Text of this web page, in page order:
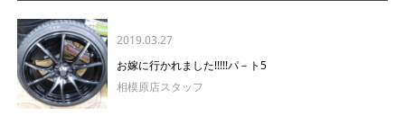
2019.03.27
お嫁に行かれました!!!!!パ－ト5
相模原店スタッフ